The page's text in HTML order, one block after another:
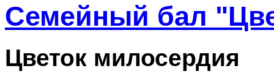
Семейный бал
Цветок милосердия